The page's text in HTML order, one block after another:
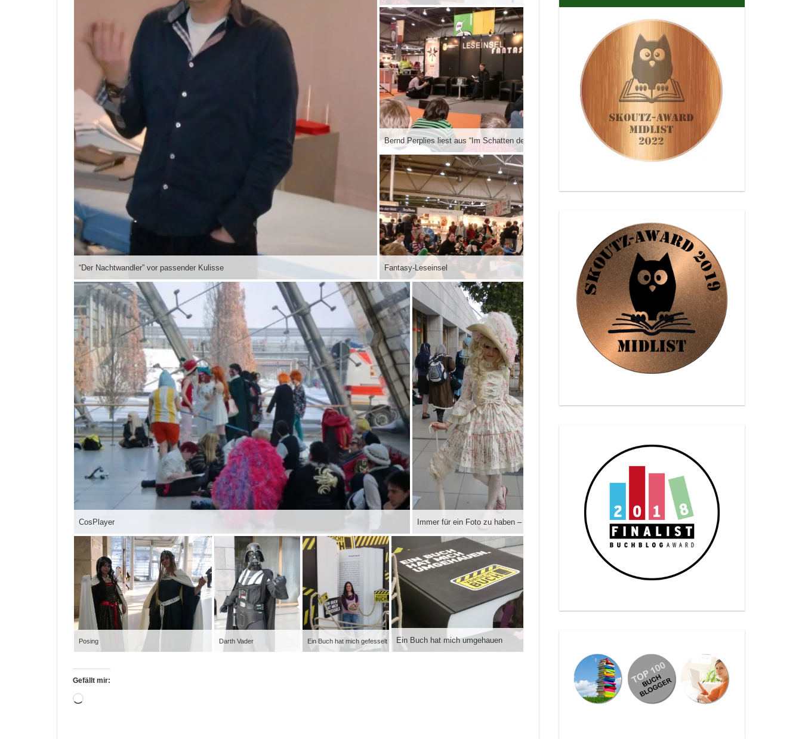
“Der Nachtwandler” vor passender Kulisse Fantasy-Leseinsel
CosPlayer Immer für ein Foto zu haben – die CosPlayer.
Posing Darth Vader Ein Buch hat mich gefesselt Ein Buch hat mich umgehauen
Gefällt mir:
Wird